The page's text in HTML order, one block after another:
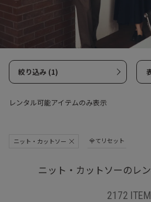
絞り込み (1)
レンタル可能アイテムのみ表示
ニット・カットソー 全てリセット
ニット・カットソーのレ
2172